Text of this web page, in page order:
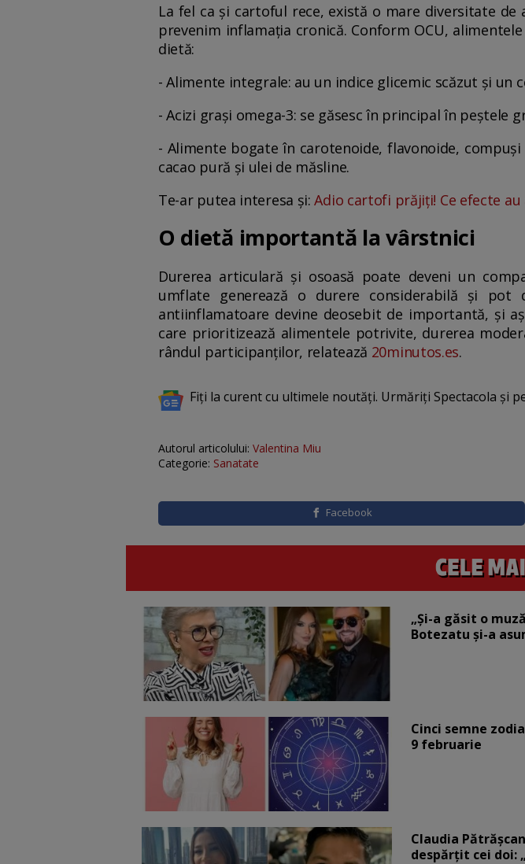
La fel ca și cartoful rece, există o mare diversitate
prevenim inflamația cronică. Conform OCU,
dietă:
- Alimente integrale: au un indice glicemic scăzut și un
- Acizi grași omega-3: se găsesc în principal în peștele
- Alimente bogate în carotenoide, flavonoide,
cacao pură și ulei de măsline.
Te-ar putea interesa și:Adio cartofi prăjiți! Ce efecte
O dietă importantă la vârstnici
Durerea articulară și osoasă poate deveni un
umflate generează o durere considerabilă și
antiinflamatoare devine deosebit de importantă, și
care prioritizează alimentele potrivite, durerea
rândul participanților, relatează 20minutos.es.
Fiți la curent cu ultimele noutăți. Urmăriți Spectacola și
Autorul articolului: Valentina Miu
Categorie: Sanatate
Facebook
„Și-a găsit o
Botezatu și-a
Cinci semne
9 februarie
Claudia
despărțit cei doi: